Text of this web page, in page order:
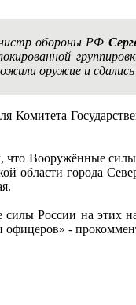
обороны РФ
оружие и
Комитета
что Вооружённые
области города
России на этих
офицеров» -